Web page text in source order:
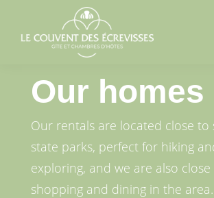
Our homes
Our rentals are located close to
state parks, perfect for hiking
exploring, and we are also
shopping and dining in the area.